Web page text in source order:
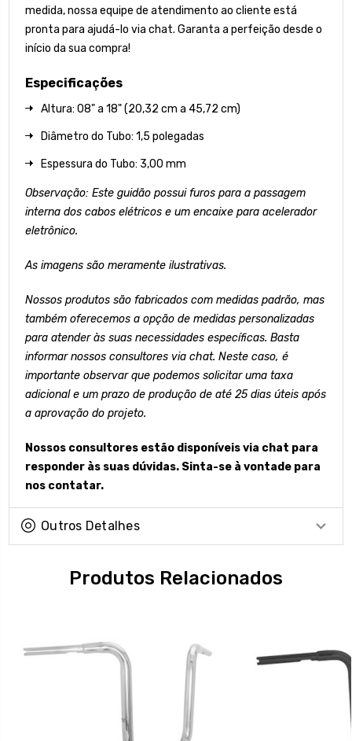
medida, nossa equipe de atendimento ao cliente está
pronta para ajudá-lo via chat. Garanta a perfeição desde o
início da sua compra!
Especificações
Altura: 08" a 18" (20,32 cm a 45,72 cm)
Diâmetro do Tubo: 1,5 polegadas
Espessura do Tubo: 3,00 mm
Observação: Este guidão possui furos para a passagem
interna dos cabos elétricos e um encaixe para acelerador
eletrônico.
As imagens são meramente ilustrativas.
Nossos produtos são fabricados com medidas padrão, mas
também oferecemos a opção de medidas personalizadas
para atender às suas necessidades específicas. Basta
informar nossos consultores via chat. Neste caso, é
importante observar que podemos solicitar uma taxa
adicional e um prazo de produção de até 25 dias úteis após
a aprovação do projeto.
Nossos consultores estão disponíveis via chat para
responder às suas dúvidas. Sinta-se à vontade para
nos contatar.
Outros Detalhes
Produtos Relacionados